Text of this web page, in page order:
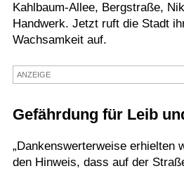
Kultur
Sport
Termine
Kahlbaum-Allee, Bergstraße,
Handwerk. Jetzt ruft die Stadt
Wachsamkeit auf.
ANZEIGE
Gefährdung für Leib
„Dankenswerterweise erhielten
den Hinweis, dass auf der